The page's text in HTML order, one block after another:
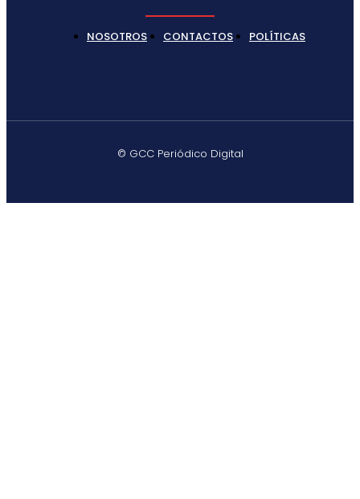
NOSOTROS CONTACTOS POLÍTICAS
© GCC Periódico Digital